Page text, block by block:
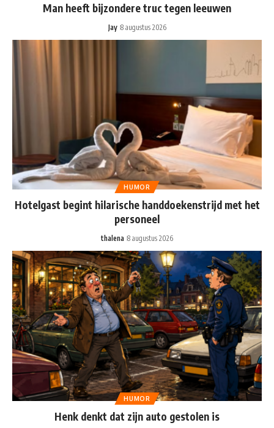
Man heeft bijzondere truc tegen leeuwen
Jay 8 augustus 2026
HUMOR
Hotelgast begint hilarische handdoekenstrijd met het
personeel
thalena 8 augustus 2026
HUMOR
Henk denkt dat zijn auto gestolen is